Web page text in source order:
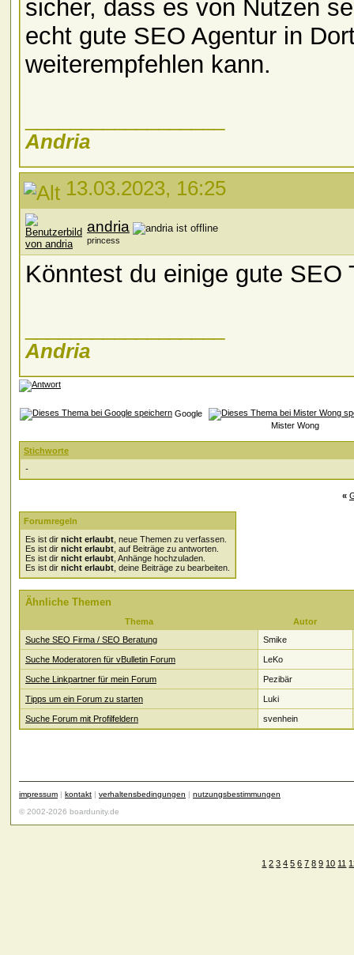
sicher, dass es von Nutzen
echt gute SEO Agentur in
weiterempfehlen kann.
Andria
13.03.2023, 16:25
andria
princess
Könntest du einige gute SEO
Andria
Google
Mister Wong
Stichworte
-
«
Forumregeln
Es ist dir nicht erlaubt , neue Themen zu verfassen.
Es ist dir nicht erlaubt , auf Beiträge zu antworten.
Es ist dir nicht erlaubt , Anhänge hochzuladen.
Es ist dir nicht erlaubt , deine Beiträge zu bearbeiten.
Ähnliche Themen
Thema
Autor
Suche SEO Firma / SEO Beratung
Smike
Suche Moderatoren für vBulletin Forum LeKo
Suche Linkpartner für mein Forum Pezibär
Tipps um ein Forum zu starten Luki
Suche Forum mit Profilfeldern svenhein
impressum | kontakt | verhaltensbedingungen | nutzungsbestimmungen
© 2002-2026 boardunity.de
1 2 3 4 5 6 7 8 9 10 11